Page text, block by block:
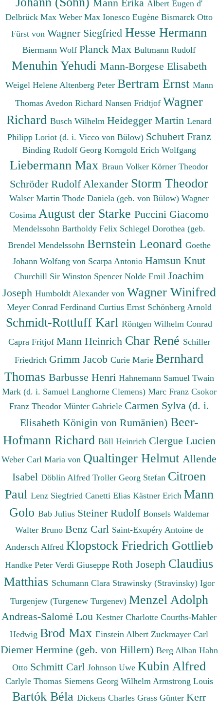
Mann Erika Albert Eugen d'
Delbrück Max Weber Max Ionesco Eugène Bismarck Otto
Fürst von Wagner Siegfried Hesse Hermann
Biermann Wolf Planck Max Bultmann Rudolf
Menuhin Yehudi Mann-Borgese Elisabeth
Weigel Helene Altenberg Peter Bertram Ernst Mann
Thomas Avedon Richard Nansen Fridtjof Wagner
Richard Busch Wilhelm Heidegger Martin Lenard
Philipp Loriot (d. i. Vicco von Bülow) Schubert Franz
Binding Rudolf Georg Korngold Erich Wolfgang
Liebermann Max Braun Volker Körner Theodor
Schröder Rudolf Alexander Storm Theodor
Walser Martin Thode Daniela (geb. von Bülow) Wagner
Cosima August der Starke Puccini Giacomo
Mendelssohn Bartholdy Felix Schlegel Dorothea (geb.
Brendel Mendelssohn Bernstein Leonard Goethe
Johann Wolfang von Scarpa Antonio Hamsun Knut
Churchill Sir Winston Spencer Nolde Emil Joachim
Joseph Humboldt Alexander von Wagner Winifred
Meyer Conrad Ferdinand Curtius Ernst Schönberg Arnold
Schmidt-Rottluff Karl Röntgen Wilhelm Conrad
Capra Fritjof Mann Heinrich Char René Schiller
Friedrich Grimm Jacob Curie Marie Bernhard
Thomas Barbusse Henri Hahnemann Samuel Twain
Mark (d. i. Samuel Langhorne Clemens) Marc Franz Csokor
Franz Theodor Münter Gabriele Carmen Sylva (d. i.
Elisabeth Königin von Rumänien) Beer-
Hofmann Richard Böll Heinrich Clergue Lucien
Weber Carl Maria von Qualtinger Helmut Allende
Isabel Döblin Alfred Troller Georg Stefan Citroen
Paul Lenz Siegfried Canetti Elias Kästner Erich Mann
Golo Bab Julius Steiner Rudolf Bonsels Waldemar
Walter Bruno Benz Carl Saint-Exupéry Antoine de
Andersch Alfred Klopstock Friedrich Gottlieb
Handke Peter Verdi Giuseppe Roth Joseph Claudius
Matthias Schumann Clara Strawinsky (Stravinsky) Igor
Turgenjew (Turgenew Turgenev) Menzel Adolph
Andreas-Salomé Lou Kestner Charlotte Courths-Mahler
Hedwig Brod Max Einstein Albert Zuckmayer Carl
Diemer Hermine (geb. von Hillern) Berg Alban Hahn
Otto Schmitt Carl Johnson Uwe Kubin Alfred
Carlyle Thomas Siemens Georg Wilhelm Armstrong Louis
Bartók Béla Dickens Charles Grass Günter Kerr